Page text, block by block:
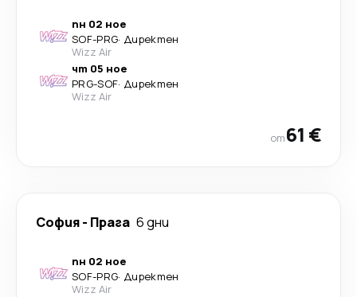
пн 02 ное
SOF-PRG· Директен
Wizz Air
чт 05 ное
PRG-SOF· Директен
Wizz Air
от61 €
София- Прага 6 дни
пн 02 ное
SOF-PRG· Директен
Wizz Air